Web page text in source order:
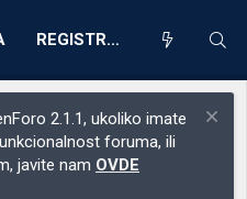
REGISTRACIJA
2.1.1, ukoliko imate
foruma, ili
javite nam OVDE